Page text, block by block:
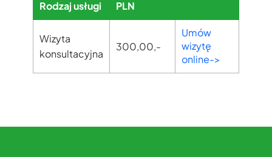
Rodzaj usługi PLN
Wizyta
konsultacyjna
300,00,-
Umów
wizytę
online->